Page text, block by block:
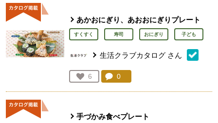
あかおにぎり、あおおにぎりプレート
すくすく 寿司 おにぎり 子ども
生活クラブカタログ さん
お気に入り登録：
6
人が登録
コメント：
0
手づかみ食べプレート